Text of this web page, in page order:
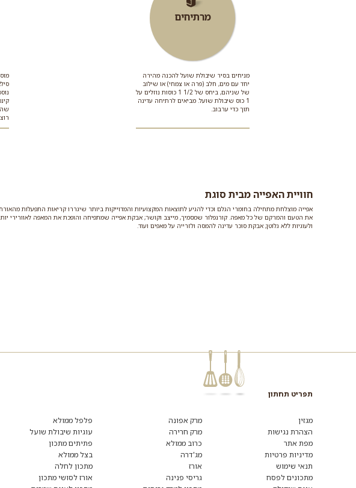
מרתיחים
מניחים בסיר שיבולת שועל להכנה מהירה
יחד עם מים, חלב (פרה או צמחי) או שילוב
של שניהם, ביחס של 1/2 1 כוסות נוזלים על
1 כוס שיבולת שועל. מביאים לרתיחה עדינה
תוך כדי ערבוב.
חוויית האפייה מבית סוגת
אפייה מוצלחת מתחילה בחומרי הגלם וכדי להגיע לתוצאות המקצועיות והמדוייקות ביותר שיגררו קריאות התפעלות
את הטעם והמרקם של כל מאפה. קורנפלור שמסמיך, מייצב וקושר; אבקת אפייה שמתפיחה והופכת את המאפה לאוורירי
ולעוגיות ללא גלוטן; אבקת סוכר עדינה להמסה ולזרייה על מאפים ועוד.
תפריט תחתון
מגזין
הצהרת נגישות
מפת אתר
מדיניות פרטיות
תנאי שימוש
מתכונים לפסח
מרק אפונה
מרק חרירה
כרוב ממולא
מג'דרה
אורז
גריסי פנינה
פלפל ממולא
עוגיות שיבולת שועל
פתיתים מתכון
בצל ממולא
מתכון לחלה
אורז לסושי מתכון